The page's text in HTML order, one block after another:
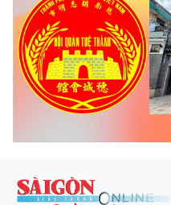
西贡解放报网版权所有
由越南新闻与传播部所属报刊局于
副总编辑: 阮玉英、范文长、裴氏红
阮克强、陈嘉宝